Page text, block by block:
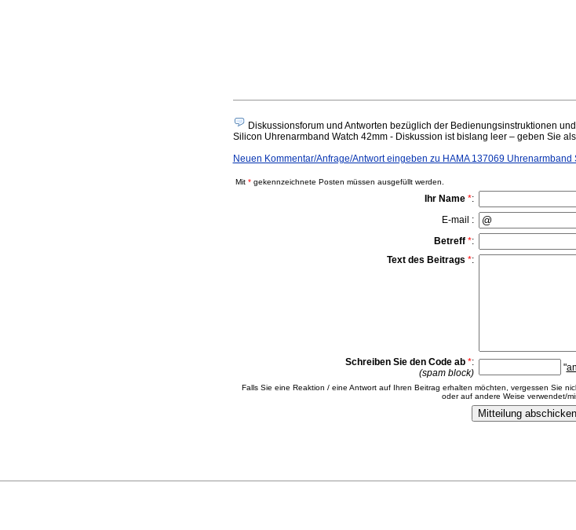
Diskussionsforum und Antworten bezüglich der Bedienungsinstruktionen
Silicon Uhrenarmband Watch 42mm - Diskussion ist bislang leer – geben Sie
Neuen Kommentar/Anfrage/Antwort eingeben zu HAMA 137069
Mit *gekennzeichnete Posten müssen ausgefüllt werden.
Ihr Name *:
E-mail :
Betreff *:
Text des Beitrags *:
Schreiben Sie den Code ab *:
(spam block)
"
Falls Sie eine Reaktion / eine Antwort auf Ihren Beitrag erhalten möchten, vergessen Sie
oder auf andere Weise verwendet/